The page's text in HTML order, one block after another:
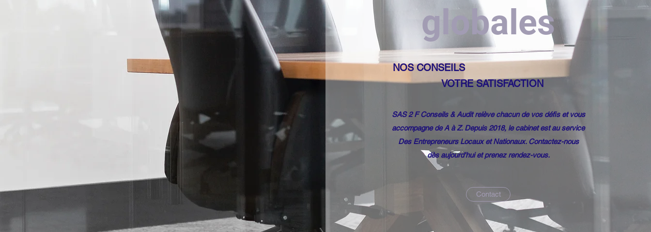
globales
NOS CONSEILS
VOTRE SATISFACTION
SAS 2 F Conseils & Audit relève chacun de vos défis et vous
accompagne de A à Z. Depuis 2018, le cabinet est au service
Des Entrepreneurs Locaux et Nationaux. Contactez-nous
dès aujourd'hui et prenez rendez-vous.
Contact